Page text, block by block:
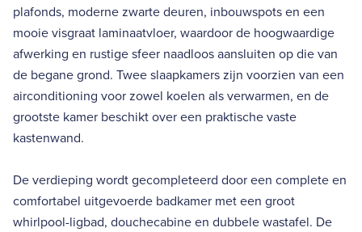
plafonds, moderne zwarte deuren, inbouwspots en een
mooie visgraat laminaatvloer, waardoor de hoogwaardige
afwerking en rustige sfeer naadloos aansluiten op die van
de begane grond. Twee slaapkamers zijn voorzien van een
airconditioning voor zowel koelen als verwarmen, en de
grootste kamer beschikt over een praktische vaste
kastenwand.
De verdieping wordt gecompleteerd door een complete en
comfortabel uitgevoerde badkamer met een groot
whirlpool-ligbad, douchecabine en dubbele wastafel. De